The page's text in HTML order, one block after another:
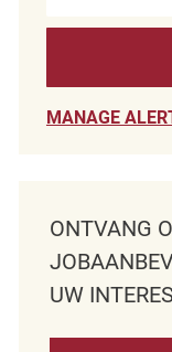
MANAGE
ONTVANG
UW